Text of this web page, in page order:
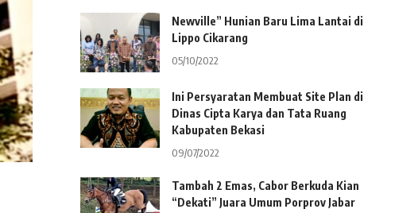
Newville” Hunian Baru Lima Lantai di
Lippo Cikarang
05/10/2022
Ini Persyaratan Membuat Site Plan di
Dinas Cipta Karya dan Tata Ruang
Kabupaten Bekasi
09/07/2022
Tambah 2 Emas, Cabor Berkuda Kian
“Dekati” Juara Umum Porprov Jabar